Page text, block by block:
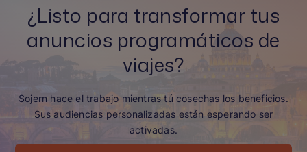
¿Listo para transformar tus
anuncios programáticos de
viajes?
Sojern hace el trabajo mientras tú cosechas los beneficios.
Sus audiencias personalizadas están esperando ser
activadas.